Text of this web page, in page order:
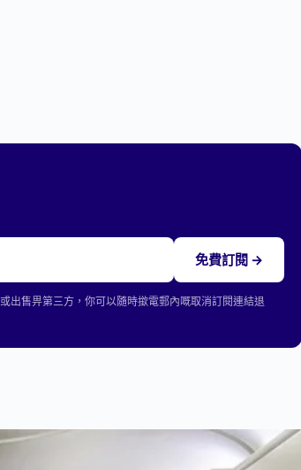
免費訂閱 →
出售畀第三方，你可以隨時撳電郵內嘅取消訂閱連結退